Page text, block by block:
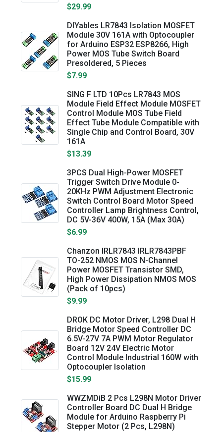
$29.99
DIYables LR7843 Isolation MOSFET
Module 30V 161A with Optocoupler
for Arduino ESP32 ESP8266, High
Power MOS Tube Switch Board
Presoldered, 5 Pieces
$7.99
SING F LTD 10Pcs LR7843 MOS
Module Field Effect Module MOSFET
Control Module MOS Tube Field
Effect Tube Module Compatible with
Single Chip and Control Board, 30V
161A
$13.39
3PCS Dual High-Power MOSFET
Trigger Switch Drive Module 0-
20KHz PWM Adjustment Electronic
Switch Control Board Motor Speed
Controller Lamp Brightness Control,
DC 5V-36V 400W, 15A (Max 30A)
$6.99
Chanzon IRLR7843 IRLR7843PBF
TO-252 NMOS MOS N-Channel
Power MOSFET Transistor SMD,
High Power Dissipation NMOS MOS
(Pack of 10pcs)
$9.99
DROK DC Motor Driver, L298 Dual H
Bridge Motor Speed Controller DC
6.5V-27V 7A PWM Motor Regulator
Board 12V 24V Electric Motor
Control Module Industrial 160W with
Optocoupler Isolation
$15.99
WWZMDiB 2 Pcs L298N Motor Driver
Controller Board DC Dual H Bridge
Module for Arduino Raspberry Pi
Stepper Motor (2 Pcs, L298N)